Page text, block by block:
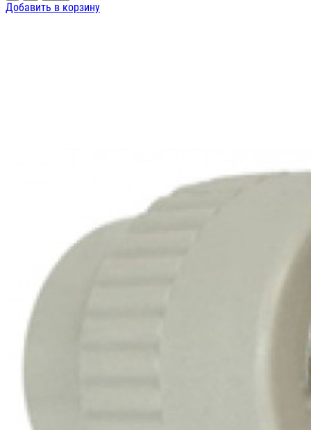
Добавить в корзину